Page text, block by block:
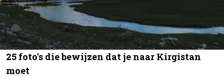
25 foto's die bewijzen dat je naar Kirgistan
moet